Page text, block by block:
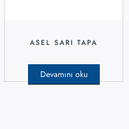
ASEL SARI TAPA
Devamını oku